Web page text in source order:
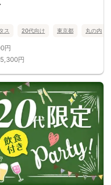
ス 20代向け 東京都 丸の内
円
5,300円